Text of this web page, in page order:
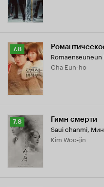
Рейтинг
Кинопоиска
7.8
7.8
Cha Eun-ho
Рейтинг
Кинопоиска
7.8
7.8 Гимн смерти
Saui chanmi,
Kim Woo-jin